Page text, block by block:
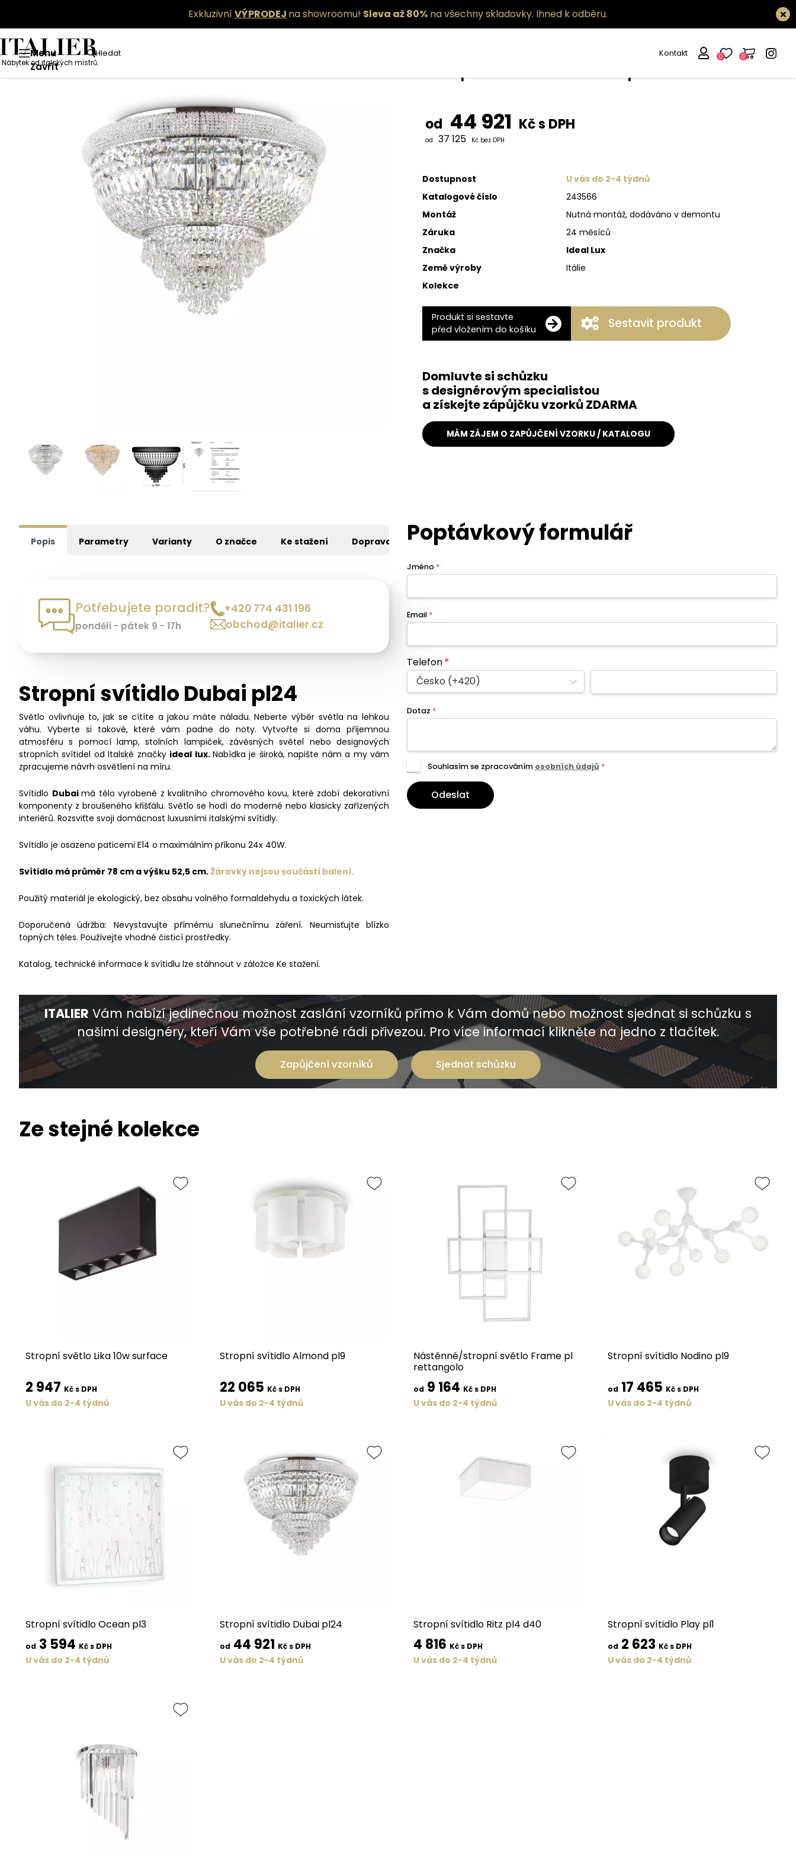
ExkluzivníVÝPRODEJ na showroomu! Sleva až 80% na všechny skladovky. Ihned k odběru.
Menu
Zavřít
Hledat
Nábytek od italských mistrů
Kontakt 0 0
od 44 921 Kč s DPH
od 37 125 Kč bez DPH
Dostupnost
U vás do 2-4 týdnů
Katalogové číslo
243566
Montáž
Nutná montáž, dodáváno v demontu
Záruka
24 měsíců
Značka
Ideal Lux
Země výroby
Itálie
Kolekce
Produkt si sestavte
před vložením do košíku
Sestavit produkt
Domluvte si schůzku
s designérovým specialistou
a získejte zápůjčku vzorků ZDARMA
MÁM ZÁJEM O ZAPŮJČENÍ VZORKU / KATALOGU
Popis Parametry Varianty O značce Ke stažení Doprava
Potřebujete poradit?
pondělí - pátek 9 - 17h
+420 774 431 196
obchod@italier.cz
Stropní svítidlo Dubai pl24
Světlo ovlivňuje to, jak se cítíte a jakou máte náladu. Neberte výběr světla na lehkou
váhu. Vyberte si takové, které vám padne do noty. Vytvořte si doma příjemnou
atmosféru s pomocí lamp, stolních lampiček, závěsných světel nebo designových
stropních svítidel od Italské značky ideal lux.Nabídka je široká, napište nám a my vám
zpracujeme návrh osvětlení na míru.
Svítidlo Dubaimá tělo vyrobené z kvalitního chromového kovu, které zdobí dekorativní
komponenty z broušeného křišťálu. Světlo se hodí do moderně nebo klasicky zařízených
interiérů. Rozsviťte svoji domácnost luxusními italskými svítidly.
Svítidlo je osazeno paticemi E14 o maximálním příkonu 24x 40W.
Svítidlo má průměr 78 cm a výšku 52,5 cm.Žárovky nejsou součástí balení.
Použitý materiál je ekologický, bez obsahu volného formaldehydu a toxických látek.
Doporučená údržba: Nevystavujte přímému slunečnímu záření. Neumisťujte blízko
topných těles. Používejte vhodné čisticí prostředky.
Katalog, technické informace k svítidlu lze stáhnout v záložce Ke stažení.
Poptávkový formulář
Jméno *
Email *
Telefon*
Česko (+420)
Dotaz *
Souhlasím se zpracováním osobních údajů *
Odeslat
ITALIER Vám nabízí jedinečnou možnost zaslání vzorníků přímo k Vám domů nebo možnost sjednat si schůzku s
našimi designéry, kteří Vám vše potřebné rádi přivezou. Pro více informací klikněte na jedno z tlačítek.
Zapůjčení vzorníků Sjednat schůzku
Ze stejné kolekce
Stropní světlo Lika 10w surface
2 947 Kč s DPH
U vás do 2-4 týdnů
Stropní svítidlo Almond pl9
22 065 Kč s DPH
U vás do 2-4 týdnů
Nástěnné/stropní světlo Frame pl
rettangolo
od 9 164 Kč s DPH
U vás do 2-4 týdnů
Stropní svítidlo Nodino pl9
od 17 465 Kč s DPH
U vás do 2-4 týdnů
Stropní svítidlo Ocean pl3
od 3 594 Kč s DPH
U vás do 2-4 týdnů
Stropní svítidlo Dubai pl24
od 44 921 Kč s DPH
U vás do 2-4 týdnů
Stropní svítidlo Ritz pl4 d40
4 816 Kč s DPH
U vás do 2-4 týdnů
Stropní svítidlo Play pl1
od 2 623 Kč s DPH
U vás do 2-4 týdnů